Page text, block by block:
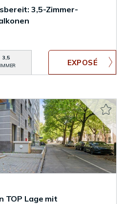
3,5-Zimmer-
3,5
TOP Lage mit